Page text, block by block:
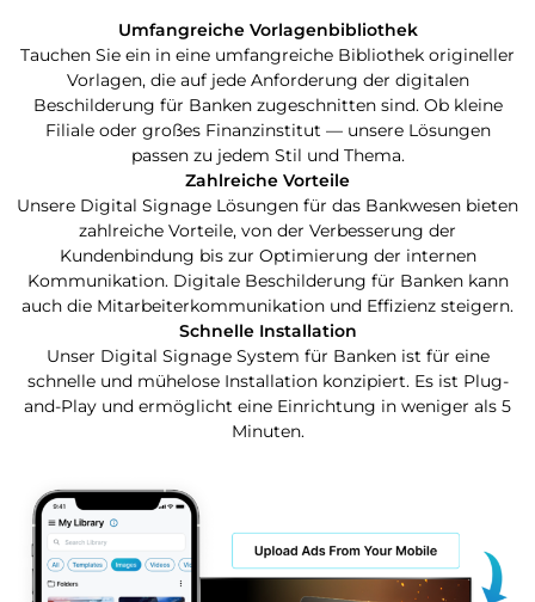
Umfangreiche Vorlagenbibliothek
Tauchen Sie ein in eine umfangreiche Bibliothek origineller
Vorlagen, die auf jede Anforderung der digitalen
Beschilderung für Banken zugeschnitten sind. Ob kleine
Filiale oder großes Finanzinstitut — unsere Lösungen
passen zu jedem Stil und Thema.
Zahlreiche Vorteile
Unsere Digital Signage Lösungen für das Bankwesen bieten
zahlreiche Vorteile, von der Verbesserung der
Kundenbindung bis zur Optimierung der internen
Kommunikation. Digitale Beschilderung für Banken kann
auch die Mitarbeiterkommunikation und Effizienz steigern.
Schnelle Installation
Unser Digital Signage System für Banken ist für eine
schnelle und mühelose Installation konzipiert. Es ist Plug-
and-Play und ermöglicht eine Einrichtung in weniger als 5
Minuten.